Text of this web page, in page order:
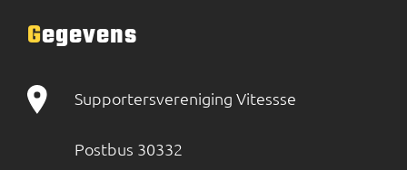
Gegevens
Supportersvereniging Vitessse
Postbus 30332